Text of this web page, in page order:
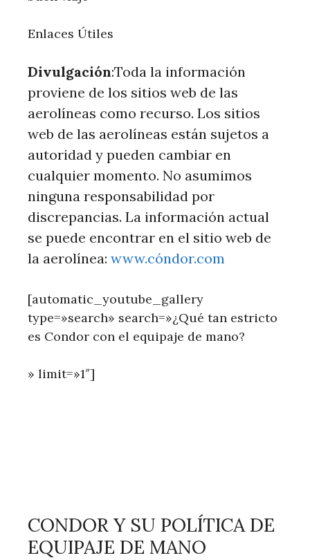
Enlaces Útiles
Divulgación:Toda la información
proviene de los sitios web de las
aerolíneas como recurso. Los sitios
web de las aerolíneas están sujetos a
autoridad y pueden cambiar en
cualquier momento. No asumimos
ninguna responsabilidad por
discrepancias. La información actual
se puede encontrar en el sitio web de
la aerolínea: www.cóndor.com
[automatic_youtube_gallery
type=»search» search=»¿Qué tan estricto
es Condor con el equipaje de mano?
» limit=»1″]
CONDOR Y SU POLÍTICA DE
EQUIPAJE DE MANO